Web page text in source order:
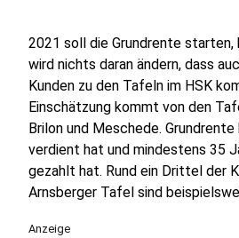
2021 soll die Grundrente starten,
wird nichts daran ändern, dass
Kunden zu den Tafeln im HSK
Einschätzung kommt von den
Brilon und Meschede.
verdient hat und mindestens 35
gezahlt hat. Rund ein Drittel der
Arnsberger Tafel sind
Anzeige